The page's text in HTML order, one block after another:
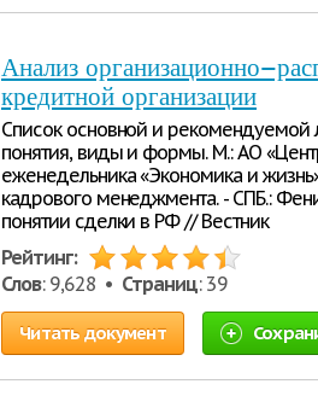
Анализ
кредитной организации
Список основной и рекомендуемой
понятия, виды и формы. М.: АО
еженедельника «Экономика и
кадрового менеджмента. - СПБ.:
понятии сделки в РФ // Вестник
Рейтинг:
Слов: 9,628 • Страниц: 39
Читать документ